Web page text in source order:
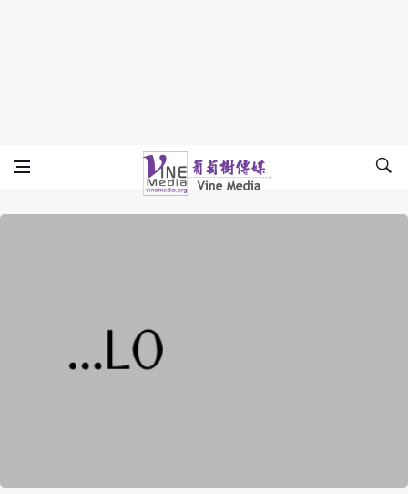
Vine Media
葡萄樹傳媒